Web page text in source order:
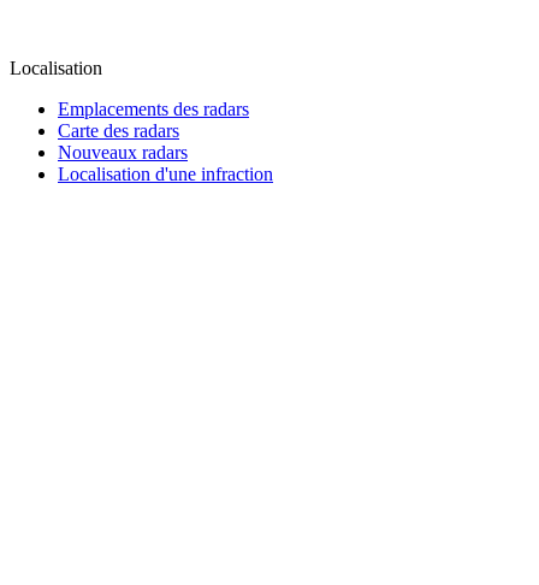
Localisation
Emplacements des radars
Carte des radars
Nouveaux radars
Localisation d'une infraction